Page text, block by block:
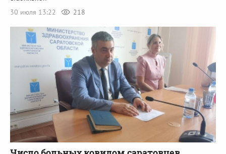
30 июля 13:22
218